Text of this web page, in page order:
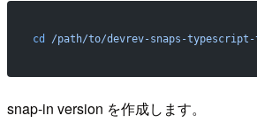
cd /path/to/devrev-snaps-typescript-
snap-in version を作成します。